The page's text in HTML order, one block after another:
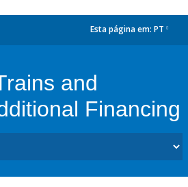
Esta página em: PT
and
Financing